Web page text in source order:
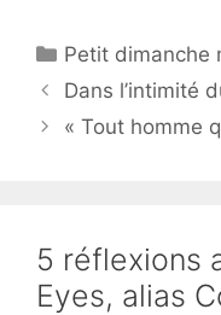
Catégories
Petit dimanche
Dans l’intimité
« Tout homme
5 réflexions
Eyes, alias